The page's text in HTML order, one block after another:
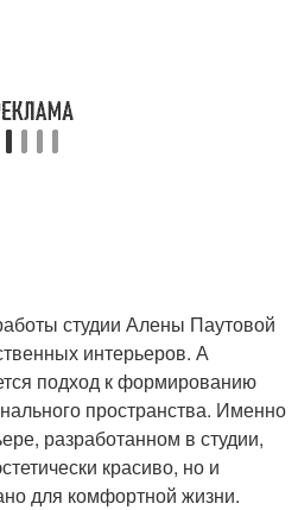
студии Алены Паутовой
интерьеров. А
подход к формированию
пространства. Именно
разработанном в студии,
красиво, но и
для комфортной жизни.